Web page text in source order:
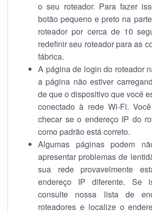
o seu roteador. Para fazer
botão pequeno e preto na
roteador por cerca de 10
redefinir seu roteador para as
fábrica.
A página de login do roteador
a página não estiver
de que o dispositivo que você
conectado à rede Wi-Fi.
checar se o endereço IP do
como padrão está correto.
Algumas páginas podem
apresentar problemas de
sua rede provavelmente
endereço IP diferente. Se
consulte nossa lista de
roteadores e localize o